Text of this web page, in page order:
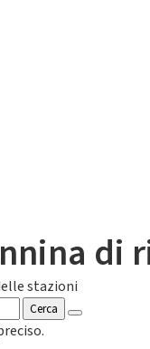
di
stazioni
Cerca